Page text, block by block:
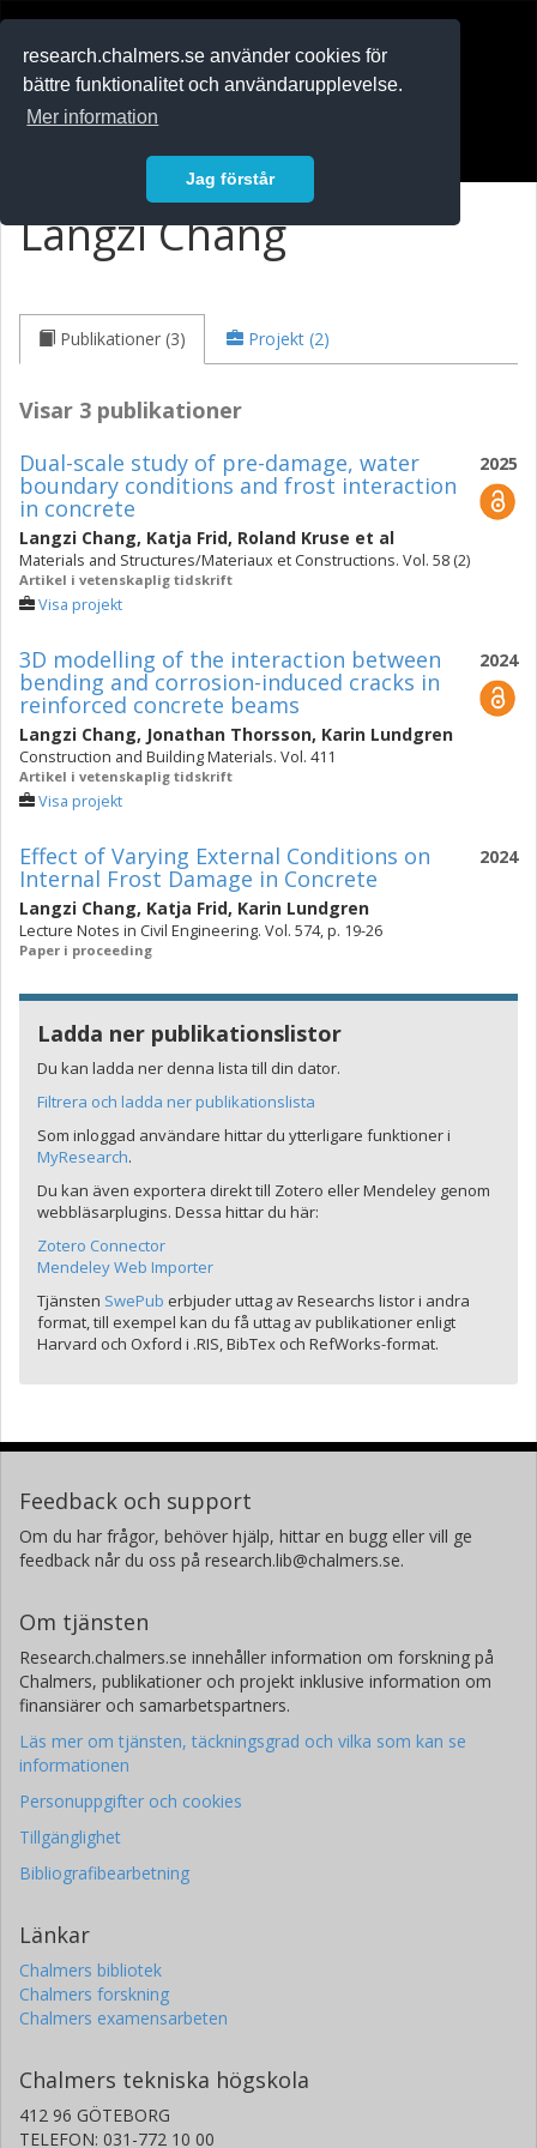
research.chalmers.se använder cookies för
bättre funktionalitet och användarupplevelse.
Mer information
Jag förstår
Langzi Chang
Publikationer (3) Projekt (2)
Visar 3 publikationer
2025
Dual-scale study of pre-damage, water
boundary conditions and frost interaction
in concrete
Langzi Chang, Katja Frid, Roland Kruse et al
Materials and Structures/Materiaux et Constructions. Vol. 58 (2)
Artikel i vetenskaplig tidskrift
Visa projekt
2024
3D modelling of the interaction between
bending and corrosion-induced cracks in
reinforced concrete beams
Langzi Chang, Jonathan Thorsson, Karin Lundgren
Construction and Building Materials. Vol. 411
Artikel i vetenskaplig tidskrift
Visa projekt
2024
Effect of Varying External Conditions on
Internal Frost Damage in Concrete
Langzi Chang, Katja Frid, Karin Lundgren
Lecture Notes in Civil Engineering. Vol. 574, p. 19-26
Paper i proceeding
Ladda ner publikationslistor
Du kan ladda ner denna lista till din dator.
Filtrera och ladda ner publikationslista
Som inloggad användare hittar du ytterligare funktioner i
MyResearch.
Du kan även exportera direkt till Zotero eller Mendeley genom
webbläsarplugins. Dessa hittar du här:
Zotero Connector
Mendeley Web Importer
Tjänsten SwePub erbjuder uttag av Researchs listor i andra
format, till exempel kan du få uttag av publikationer enligt
Harvard och Oxford i .RIS, BibTex och RefWorks-format.
Feedback och support
Om du har frågor, behöver hjälp, hittar en bugg eller vill ge
feedback når du oss på research.lib@chalmers.se.
Om tjänsten
Research.chalmers.se innehåller information om forskning på
Chalmers, publikationer och projekt inklusive information om
finansiärer och samarbetspartners.
Läs mer om tjänsten, täckningsgrad och vilka som kan se
informationen
Personuppgifter och cookies
Tillgänglighet
Bibliografibearbetning
Länkar
Chalmers bibliotek
Chalmers forskning
Chalmers examensarbeten
Chalmers tekniska högskola
412 96 GÖTEBORG
TELEFON: 031-772 10 00